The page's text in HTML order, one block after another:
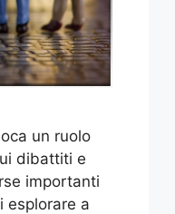
un ruolo
dibattiti e
importanti
esplorare a